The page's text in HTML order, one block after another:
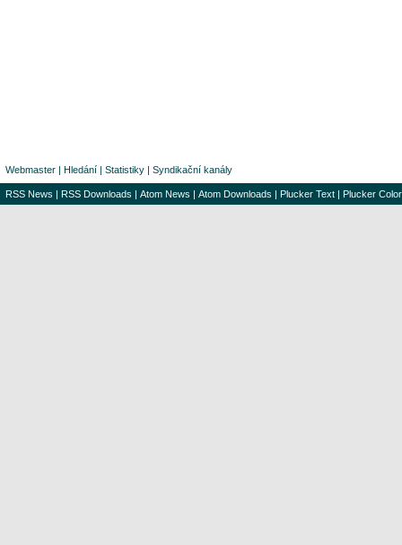
Webmaster | Hledání | Statistiky | Syndikační kanály
RSS News | RSS Downloads | Atom News | Atom Downloads | Plucker Text | Plucker Color